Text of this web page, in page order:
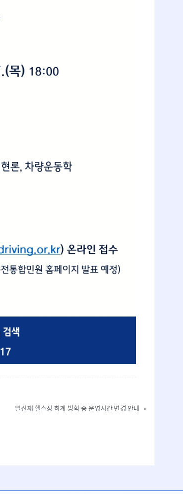
일신재 헬스장 하계 방학 중 운영시간 변경 안내 »